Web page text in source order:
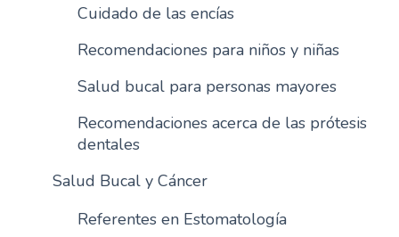
n
i
a
l
Cuidado de las encías
Recomendaciones para niños y niñas
Salud bucal para personas mayores
Recomendaciones acerca de las prótesis
dentales
Salud Bucal y Cáncer
Referentes en Estomatología